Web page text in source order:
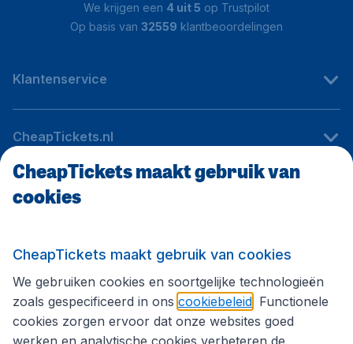
We krijgen een 4 uit 5 op Trustpilot
Op basis van 32559 klantbeoordelingen
Klantenservice
CheapTickets.nl
Internationale sites
Volg CheapTickets.nl
CheapTickets maakt gebruik van
cookies
CheapTickets maakt gebruik van cookies
We gebruiken cookies en soortgelijke technologieën
zoals gespecificeerd in ons cookiebeleid . Functionele
cookies zorgen ervoor dat onze websites goed
werken en analytische cookies verbeteren de